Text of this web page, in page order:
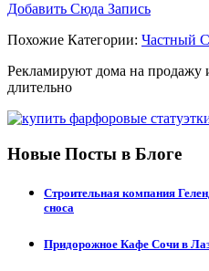
Добавить Сюда Запись
Похожие Категории: Частный
Рекламируют дома на продажу
длительно
Новые Посты в Блоге
Строительная компания
сноса
Придорожное Кафе Сочи в